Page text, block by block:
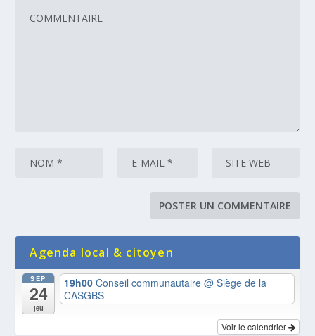
Agenda local & citoyen
SEP
24
jeu
19h00Conseil communautaire@ Siège de la
CASGBS
Voir le calendrier